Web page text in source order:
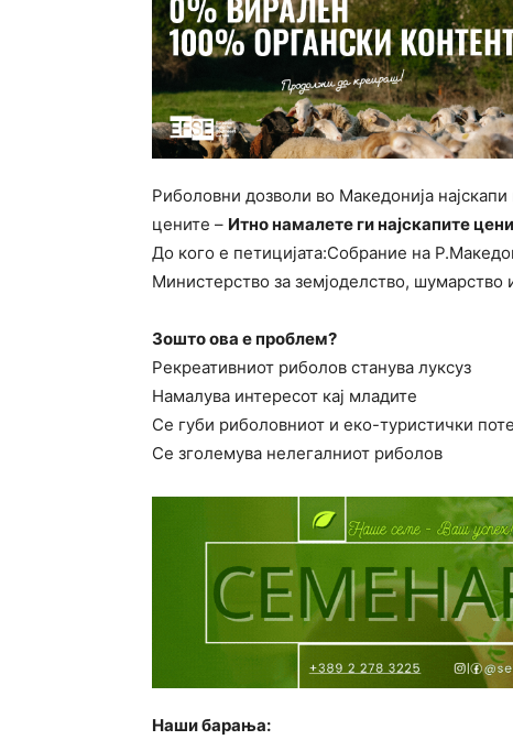
Риболовни дозволи во Македонија
цените – Итно намалете ги најскапите
До кого е петицијата:Собрание на
Министерство за земјоделство, шумарство
Зошто ова е проблем?
Рекреативниот риболов станува луксуз
Намалува интересот кај младите
Се губи риболовниот и еко-туристички
Се зголемува нелегалниот риболов
Наши барања: